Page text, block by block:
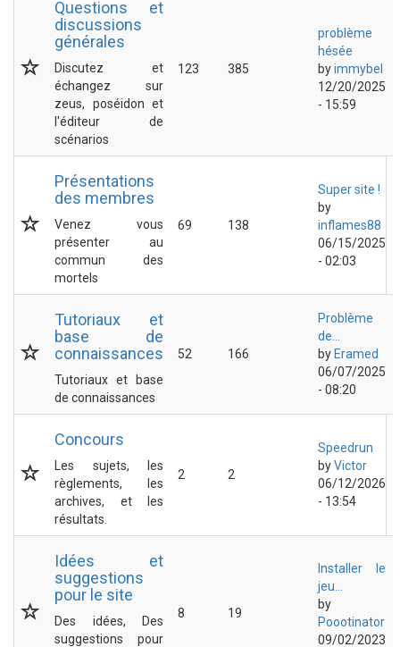
Questions et
discussions
générales
Discutez et
échangez sur
zeus, poséidon et
l'éditeur de
scénarios
123 385
problème
hésée
byimmybel
12/20/2025
- 15:59
Présentations
des membres
Venez vous
présenter au
commun des
mortels
69 138
Super site !
by
inflames88
06/15/2025
- 02:03
Tutoriaux et
base de
connaissances
Tutoriaux et base
de connaissances
52 166
Problème
de...
by Eramed
06/07/2025
- 08:20
Concours
Les sujets, les
règlements, les
archives, et les
résultats.
2 2
Speedrun
byVictor
06/12/2026
- 13:54
Idées et
suggestions
pour le site
Des idées, Des
suggestions pour
8 19
Installer le
jeu...
by
Poootinator
09/02/2023